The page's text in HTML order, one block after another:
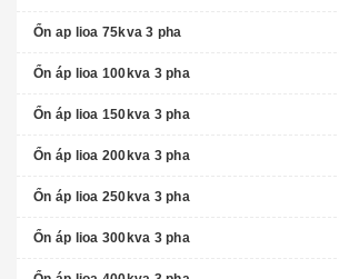
Ổn ap lioa 75kva 3 pha
Ổn áp lioa 100kva 3 pha
Ổn áp lioa 150kva 3 pha
Ổn áp lioa 200kva 3 pha
Ổn áp lioa 250kva 3 pha
Ổn áp lioa 300kva 3 pha